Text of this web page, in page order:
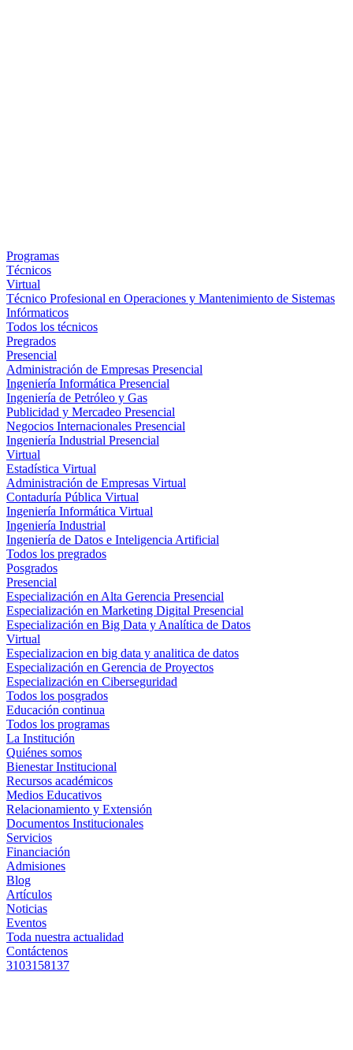
Programas
Técnicos
Virtual
Técnico Profesional en Operaciones y Mantenimiento de Sistemas
Infórmaticos
Todos los técnicos
Pregrados
Presencial
Administración de Empresas Presencial
Ingeniería Informática Presencial
Ingeniería de Petróleo y Gas
Publicidad y Mercadeo Presencial
Negocios Internacionales Presencial
Ingeniería Industrial Presencial
Virtual
Estadística Virtual
Administración de Empresas Virtual
Contaduría Pública Virtual
Ingeniería Informática Virtual
Ingeniería Industrial
Ingeniería de Datos e Inteligencia Artificial
Todos los pregrados
Posgrados
Presencial
Especialización en Alta Gerencia Presencial
Especialización en Marketing Digital Presencial
Especialización en Big Data y Analítica de Datos
Virtual
Especializacion en big data y analitica de datos
Especialización en Gerencia de Proyectos
Especialización en Ciberseguridad
Todos los posgrados
Educación continua
Todos los programas
La Institución
Quiénes somos
Bienestar Institucional
Recursos académicos
Medios Educativos
Relacionamiento y Extensión
Documentos Institucionales
Servicios
Financiación
Admisiones
Blog
Artículos
Noticias
Eventos
Toda nuestra actualidad
Contáctenos
3103158137